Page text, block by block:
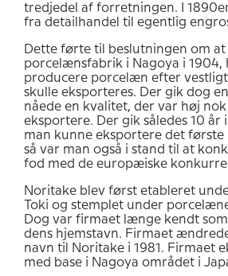
tredjedel af forretningen. I
fra detailhandel til egentlig
Dette førte til beslutningen om at
porcelænsfabrik i Nagoya i 1904,
producere porcelæn efter vestligt
skulle eksporteres. Der gik dog
nåede en kvalitet, der var høj
eksportere. Der gik således 10 år
man kunne eksportere det
så var man også i stand til at
fod med de europæiske
Noritake blev først etableret
Toki og stemplet under
Dog var firmaet længe kendt
dens hjemstavn. Firmaet
navn til Noritake i 1981. Firmaet
med base i Nagoya området i